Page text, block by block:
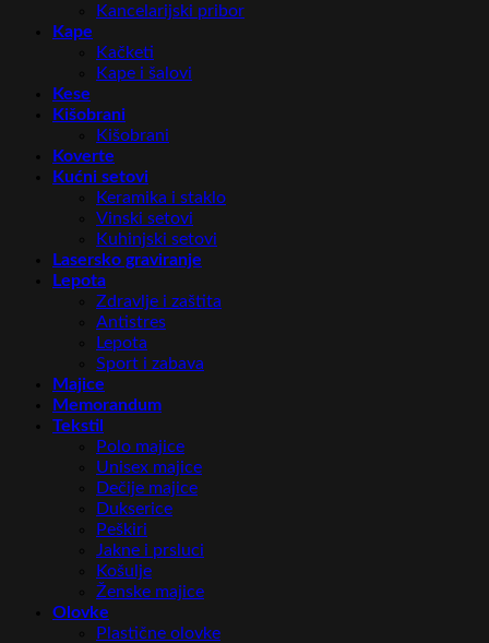
Kancelarijski pribor
Kape
Kačketi
Kape i šalovi
Kese
Kišobrani
Kišobrani
Koverte
Kućni setovi
Keramika i staklo
Vinski setovi
Kuhinjski setovi
Lasersko graviranje
Lepota
Zdravlje i zaštita
Antistres
Lepota
Sport i zabava
Majice
Memorandum
Tekstil
Polo majice
Unisex majice
Dečije majice
Dukserice
Peškiri
Jakne i prsluci
Košulje
Ženske majice
Olovke
Plastične olovke